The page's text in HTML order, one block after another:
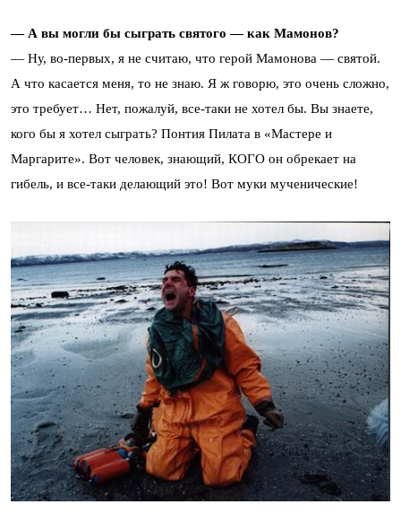
— А вы могли бы сыграть святого — как Мамонов?
— Ну, во-первых, я не считаю, что герой Мамонова — святой.
А что касается меня, то не знаю. Я ж говорю, это очень сложно,
это требует… Нет, пожалуй, все-таки не хотел бы. Вы знаете,
кого бы я хотел сыграть? Понтия Пилата в «Мастере и
Маргарите». Вот человек, знающий, КОГО он обрекает на
гибель, и все-таки делающий это! Вот муки мученические!